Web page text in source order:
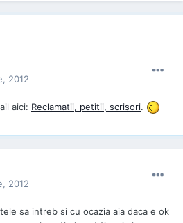
2012
aici: Reclamatii, petitii, scrisori.
2012
sa intreb si cu ocazia aia daca e ok